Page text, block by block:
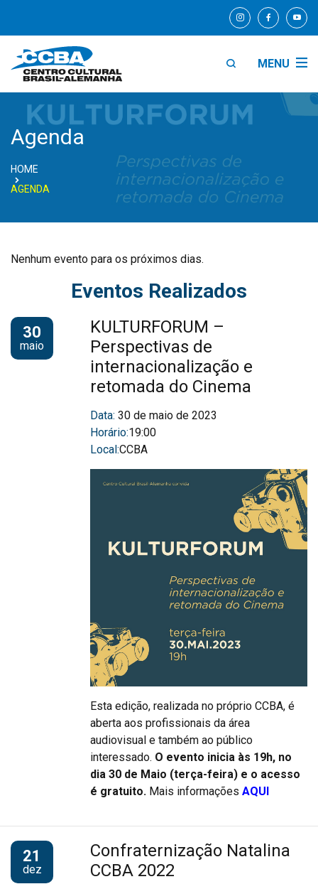
MENU
Agenda
HOME
AGENDA
Nenhum evento para os próximos dias.
Eventos Realizados
30
maio
KULTURFORUM –
Perspectivas de
internacionalização e
retomada do Cinema
Data: 30 de maio de 2023
Horário:19:00
Local:CCBA
Esta edição, realizada no próprio CCBA, é
aberta aos profissionais da área
audiovisual e também ao público
interessado. O evento inicia às 19h, no
dia 30 de Maio (terça-feira) e o acesso
é gratuito. Mais informações AQUI
21
dez
Confraternização Natalina
CCBA 2022